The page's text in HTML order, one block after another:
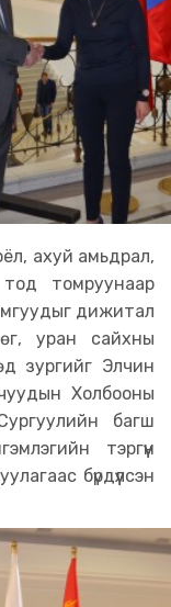
ахуй амьдрал,
томруунаар
дижитал
уран сайхны
зургийг Элчин
Холбооны
багш
тэргүүн
бүрдүүлсэн